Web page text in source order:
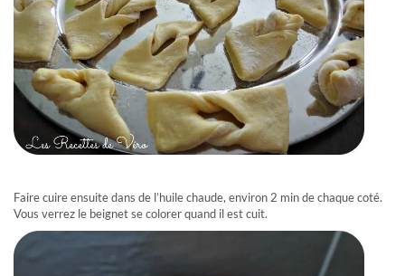
Faire cuire ensuite dans de l’huile chaude, environ 2 min de chaque coté.
Vous verrez le beignet se colorer quand il est cuit.